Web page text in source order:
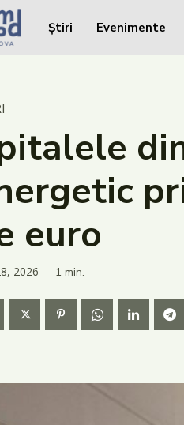
în site...
în site...
rurală
Știri Evenimente
euro
2026 1 min.